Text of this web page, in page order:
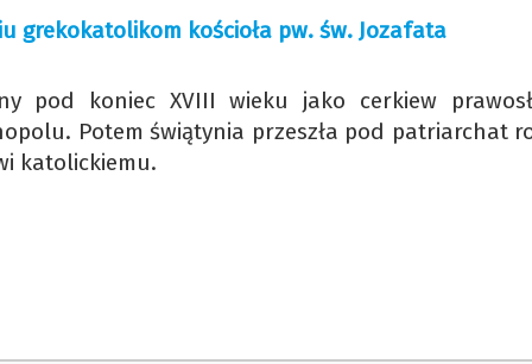
grekokatolikom kościoła pw. św. Jozafata
pod koniec XVIII wieku jako cerkiew
Potem świątynia przeszła pod patriarchat
katolickiemu.